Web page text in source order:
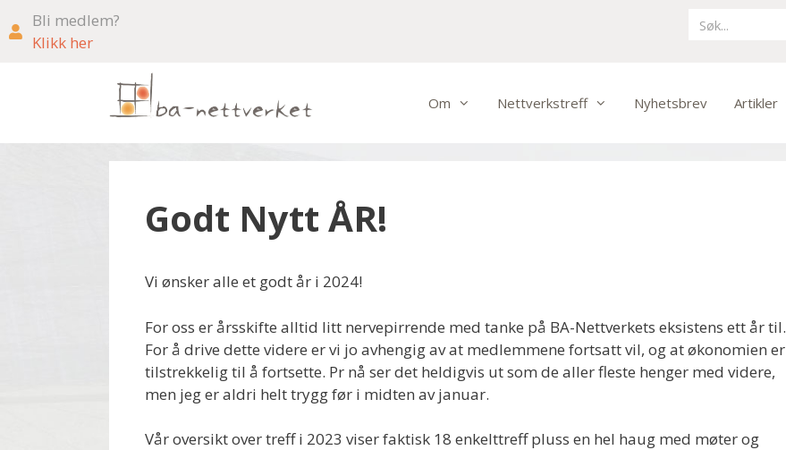
Bli medlem?
Klikk her
Om Nettverkstreff Nyhetsbrev Artikler
Godt Nytt ÅR!
Vi ønsker alle et godt år i 2024!
For oss er årsskifte alltid litt nervepirrende med tanke på BA-Nettverkets eksistens ett år til.
For å drive dette videre er vi jo avhengig av at medlemmene fortsatt vil, og at økonomien er
tilstrekkelig til å fortsette. Pr nå ser det heldigvis ut som de aller fleste henger med videre,
men jeg er aldri helt trygg før i midten av januar.
Vår oversikt over treff i 2023 viser faktisk 18 enkelttreff pluss en hel haug med møter og